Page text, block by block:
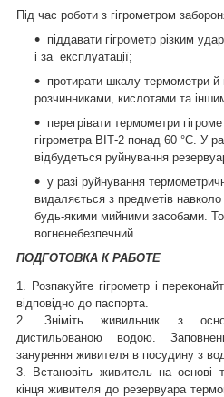
Під час роботи з гігрометром
піддавати гігрометр різким
і за експлуатації;
протирати шкалу термометри
розчинниками, кислотами та
перегрівати термометри
гігрометра ВІТ-2 понад 60 °C. У
відбудеться руйнування
у разі руйнування
видаляється з предметів
будь-якими мийними засобами.
вогненебезпечний.
ПОДГОТОВКА К РАБОТЕ
1. Розпакуйте гігрометр і
відповідно до паспорта.
2. Зніміть живильник з
дистильованою водою.
занурення живителя в посудину з
3. Встановіть живитель на основі
кінця живителя до резервуара